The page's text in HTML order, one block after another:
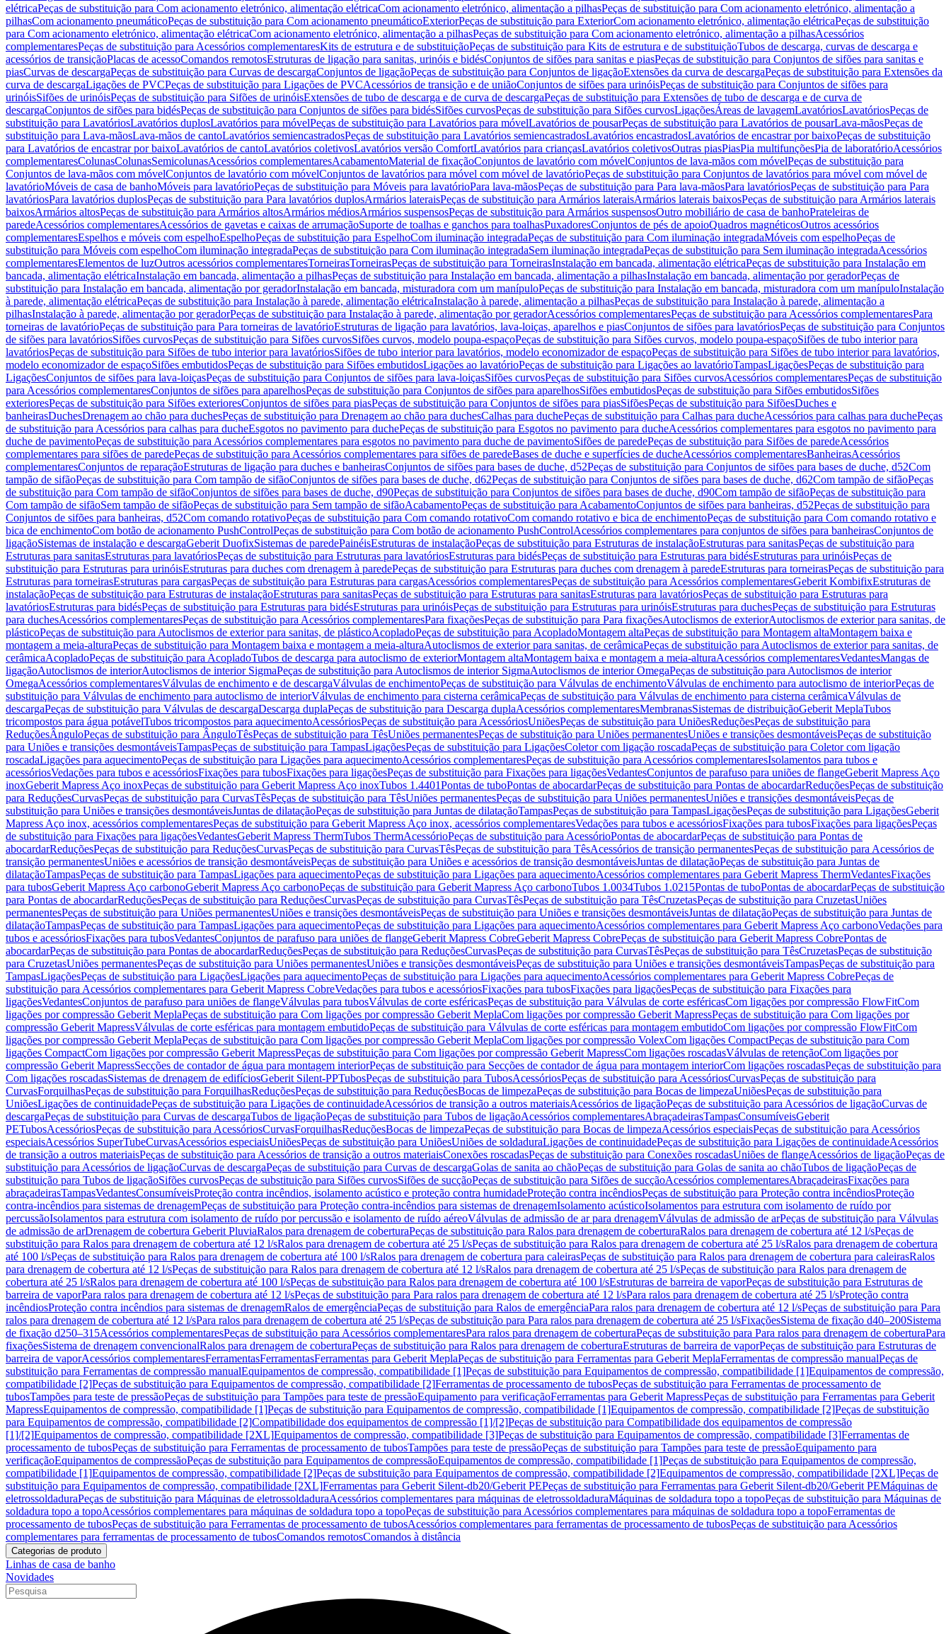
elétricaPeças de substituição para Com acionamento eletrónico, alimentação elétricaCom acionamento eletrónico, alimentação a pilhasPeças de substituição para Com acionamento eletrónico, alimentação a
pilhasCom acionamento pneumáticoPeças de substituição para Com acionamento pneumáticoExteriorPeças de substituição para ExteriorCom acionamento eletrónico, alimentação elétricaPeças de substituição
para Com acionamento eletrónico, alimentação elétricaCom acionamento eletrónico, alimentação a pilhasPeças de substituição para Com acionamento eletrónico, alimentação a pilhasAcessórios
complementaresPeças de substituição para Acessórios complementaresKits de estrutura e de substituiçãoPeças de substituição para Kits de estrutura e de substituiçãoTubos de descarga, curvas de descarga e
acessórios de transiçãoPlacas de acessoComandos remotosEstruturas de ligação para sanitas, urinóis e bidésConjuntos de sifões para sanitas e piasPeças de substituição para Conjuntos de sifões para sanitas e
piasCurvas de descargaPeças de substituição para Curvas de descargaConjuntos de ligaçãoPeças de substituição para Conjuntos de ligaçãoExtensões da curva de descargaPeças de substituição para Extensões da
curva de descargaLigações de PVCPeças de substituição para Ligações de PVCAcessórios de transição e de uniãoConjuntos de sifões para urinóisPeças de substituição para Conjuntos de sifões para
urinóisSifões de urinóisPeças de substituição para Sifões de urinóisExtensões de tubo de descarga e de curva de descargaPeças de substituição para Extensões de tubo de descarga e de curva de
descargaConjuntos de sifões para bidésPeças de substituição para Conjuntos de sifões para bidésSifões curvosPeças de substituição para Sifões curvosLigaçõesÁreas de lavagemLavatóriosLavatóriosPeças de
substituição para LavatóriosLavatórios duplosLavatórios para móvelPeças de substituição para Lavatórios para móvelLavatórios de pousarPeças de substituição para Lavatórios de pousarLava-mãosPeças de
substituição para Lava-mãosLava-mãos de cantoLavatórios semiencastradosPeças de substituição para Lavatórios semiencastradosLavatórios encastradosLavatórios de encastrar por baixoPeças de substituição
para Lavatórios de encastrar por baixoLavatórios de cantoLavatórios coletivosLavatórios versão ComfortLavatórios para criançasLavatórios coletivosOutras piasPiasPia multifunçõesPia de laboratórioAcessórios
complementaresColunasColunasSemicolunasAcessórios complementaresAcabamentoMaterial de fixaçãoConjuntos de lavatório com móvelConjuntos de lava-mãos com móvelPeças de substituição para
Conjuntos de lava-mãos com móvelConjuntos de lavatório com móvelConjuntos de lavatórios para móvel com móvel de lavatórioPeças de substituição para Conjuntos de lavatórios para móvel com móvel de
lavatórioMóveis de casa de banhoMóveis para lavatórioPeças de substituição para Móveis para lavatórioPara lava-mãosPeças de substituição para Para lava-mãosPara lavatóriosPeças de substituição para Para
lavatóriosPara lavatórios duplosPeças de substituição para Para lavatórios duplosArmários lateraisPeças de substituição para Armários lateraisArmários laterais baixosPeças de substituição para Armários laterais
baixosArmários altosPeças de substituição para Armários altosArmários médiosArmários suspensosPeças de substituição para Armários suspensosOutro mobiliário de casa de banhoPrateleiras de
paredeAcessórios complementaresAcessórios de gavetas e caixas de arrumaçãoSuporte de toalhas e ganchos para toalhasPuxadoresConjuntos de pés de apoioQuadros magnéticosOutros acessórios
complementaresEspelhos e móveis com espelhoEspelhoPeças de substituição para EspelhoCom iluminação integradaPeças de substituição para Com iluminação integradaMóveis com espelhoPeças de
substituição para Móveis com espelhoCom iluminação integradaPeças de substituição para Com iluminação integradaSem iluminação integradaPeças de substituição para Sem iluminação integradaAcessórios
complementaresElementos de luzOutros acessórios complementaresTorneirasTorneirasPeças de substituição para TorneirasInstalação em bancada, alimentação elétricaPeças de substituição para Instalação em
bancada, alimentação elétricaInstalação em bancada, alimentação a pilhasPeças de substituição para Instalação em bancada, alimentação a pilhasInstalação em bancada, alimentação por geradorPeças de
substituição para Instalação em bancada, alimentação por geradorInstalação em bancada, misturadora com um manípuloPeças de substituição para Instalação em bancada, misturadora com um manípuloInstalação
à parede, alimentação elétricaPeças de substituição para Instalação à parede, alimentação elétricaInstalação à parede, alimentação a pilhasPeças de substituição para Instalação à parede, alimentação a
pilhasInstalação à parede, alimentação por geradorPeças de substituição para Instalação à parede, alimentação por geradorAcessórios complementaresPeças de substituição para Acessórios complementaresPara
torneiras de lavatórioPeças de substituição para Para torneiras de lavatórioEstruturas de ligação para lavatórios, lava-loiças, aparelhos e piasConjuntos de sifões para lavatóriosPeças de substituição para Conjuntos
de sifões para lavatóriosSifões curvosPeças de substituição para Sifões curvosSifões curvos, modelo poupa-espaçoPeças de substituição para Sifões curvos, modelo poupa-espaçoSifões de tubo interior para
lavatóriosPeças de substituição para Sifões de tubo interior para lavatóriosSifões de tubo interior para lavatórios, modelo economizador de espaçoPeças de substituição para Sifões de tubo interior para lavatórios,
modelo economizador de espaçoSifões embutidosPeças de substituição para Sifões embutidosLigações ao lavatórioPeças de substituição para Ligações ao lavatórioTampasLigaçõesPeças de substituição para
LigaçõesConjuntos de sifões para lava-loiçasPeças de substituição para Conjuntos de sifões para lava-loiçasSifões curvosPeças de substituição para Sifões curvosAcessórios complementaresPeças de substituição
para Acessórios complementaresConjuntos de sifões para aparelhosPeças de substituição para Conjuntos de sifões para aparelhosSifões embutidosPeças de substituição para Sifões embutidosSifões
exterioresPeças de substituição para Sifões exterioresConjuntos de sifões para piasPeças de substituição para Conjuntos de sifões para piasSifõesPeças de substituição para SifõesDuches e
banheirasDuchesDrenagem ao chão para duchesPeças de substituição para Drenagem ao chão para duchesCalhas para duchePeças de substituição para Calhas para ducheAcessórios para calhas para duchePeças
de substituição para Acessórios para calhas para ducheEsgotos no pavimento para duchePeças de substituição para Esgotos no pavimento para ducheAcessórios complementares para esgotos no pavimento para
duche de pavimentoPeças de substituição para Acessórios complementares para esgotos no pavimento para duche de pavimentoSifões de paredePeças de substituição para Sifões de paredeAcessórios
complementares para sifões de paredePeças de substituição para Acessórios complementares para sifões de paredeBases de duche e superfícies de ducheAcessórios complementaresBanheirasAcessórios
complementaresConjuntos de reparaçãoEstruturas de ligação para duches e banheirasConjuntos de sifões para bases de duche, d52Peças de substituição para Conjuntos de sifões para bases de duche, d52Com
tampão de sifãoPeças de substituição para Com tampão de sifãoConjuntos de sifões para bases de duche, d62Peças de substituição para Conjuntos de sifões para bases de duche, d62Com tampão de sifãoPeças
de substituição para Com tampão de sifãoConjuntos de sifões para bases de duche, d90Peças de substituição para Conjuntos de sifões para bases de duche, d90Com tampão de sifãoPeças de substituição para
Com tampão de sifãoSem tampão de sifãoPeças de substituição para Sem tampão de sifãoAcabamentoPeças de substituição para AcabamentoConjuntos de sifões para banheiras, d52Peças de substituição para
Conjuntos de sifões para banheiras, d52Com comando rotativoPeças de substituição para Com comando rotativoCom comando rotativo e bica de enchimentoPeças de substituição para Com comando rotativo e
bica de enchimentoCom botão de acionamento PushControlPeças de substituição para Com botão de acionamento PushControlAcessórios complementares para conjuntos de sifões para banheirasConjuntos de
ligaçãoSistemas de instalação e descargaGeberit DuofixSistemas de paredePainéisEstruturas de instalaçãoPeças de substituição para Estruturas de instalaçãoEstruturas para sanitasPeças de substituição para
Estruturas para sanitasEstruturas para lavatóriosPeças de substituição para Estruturas para lavatóriosEstruturas para bidésPeças de substituição para Estruturas para bidésEstruturas para urinóisPeças de
substituição para Estruturas para urinóisEstruturas para duches com drenagem à paredePeças de substituição para Estruturas para duches com drenagem à paredeEstruturas para torneirasPeças de substituição para
Estruturas para torneirasEstruturas para cargasPeças de substituição para Estruturas para cargasAcessórios complementaresPeças de substituição para Acessórios complementaresGeberit KombifixEstruturas de
instalaçãoPeças de substituição para Estruturas de instalaçãoEstruturas para sanitasPeças de substituição para Estruturas para sanitasEstruturas para lavatóriosPeças de substituição para Estruturas para
lavatóriosEstruturas para bidésPeças de substituição para Estruturas para bidésEstruturas para urinóisPeças de substituição para Estruturas para urinóisEstruturas para duchesPeças de substituição para Estruturas
para duchesAcessórios complementaresPeças de substituição para Acessórios complementaresPara fixaçõesPeças de substituição para Para fixaçõesAutoclismos de exteriorAutoclismos de exterior para sanitas, de
plásticoPeças de substituição para Autoclismos de exterior para sanitas, de plásticoAcopladoPeças de substituição para AcopladoMontagem altaPeças de substituição para Montagem altaMontagem baixa e
montagem a meia-alturaPeças de substituição para Montagem baixa e montagem a meia-alturaAutoclismos de exterior para sanitas, de cerâmicaPeças de substituição para Autoclismos de exterior para sanitas, de
cerâmicaAcopladoPeças de substituição para AcopladoTubos de descarga para autoclismo de exteriorMontagem altaMontagem baixa e montagem a meia-alturaAcessórios complementaresVedantesMangas de
ligaçãoAutoclismos de interiorAutoclismos de interior SigmaPeças de substituição para Autoclismos de interior SigmaAutoclismos de interior OmegaPeças de substituição para Autoclismos de interior
OmegaAcessórios complementaresVálvulas de enchimento e de descargaVálvulas de enchimentoPeças de substituição para Válvulas de enchimentoVálvulas de enchimento para autoclismo de interiorPeças de
substituição para Válvulas de enchimento para autoclismo de interiorVálvulas de enchimento para cisterna cerâmicaPeças de substituição para Válvulas de enchimento para cisterna cerâmicaVálvulas de
descargaPeças de substituição para Válvulas de descargaDescarga duplaPeças de substituição para Descarga duplaAcessórios complementaresMembranasSistemas de distribuiçãoGeberit MeplaTubos
tricompostos para água potávelTubos tricompostos para aquecimentoAcessóriosPeças de substituição para AcessóriosUniõesPeças de substituição para UniõesReduçõesPeças de substituição para
ReduçõesÂnguloPeças de substituição para ÂnguloTêsPeças de substituição para TêsUniões permanentesPeças de substituição para Uniões permanentesUniões e transições desmontáveisPeças de substituição
para Uniões e transições desmontáveisTampasPeças de substituição para TampasLigaçõesPeças de substituição para LigaçõesColetor com ligação roscadaPeças de substituição para Coletor com ligação
roscadaLigações para aquecimentoPeças de substituição para Ligações para aquecimentoAcessórios complementaresPeças de substituição para Acessórios complementaresIsolamentos para tubos e
acessóriosVedações para tubos e acessóriosFixações para tubosFixações para ligaçõesPeças de substituição para Fixações para ligaçõesVedantesConjuntos de parafuso para uniões de flangeGeberit Mapress Aço
inoxGeberit Mapress Aço inoxPeças de substituição para Geberit Mapress Aço inoxTubos 1.4401Pontas de tuboPontas de abocardarPeças de substituição para Pontas de abocardarReduçõesPeças de substituição
para ReduçõesCurvasPeças de substituição para CurvasTêsPeças de substituição para TêsUniões permanentesPeças de substituição para Uniões permanentesUniões e transições desmontáveisPeças de
substituição para Uniões e transições desmontáveisJuntas de dilataçãoPeças de substituição para Juntas de dilataçãoTampasPeças de substituição para TampasLigaçõesPeças de substituição para LigaçõesGeberit
Mapress Aço inox, acessórios complementaresPeças de substituição para Geberit Mapress Aço inox, acessórios complementaresVedações para tubos e acessóriosFixações para tubosFixações para ligaçõesPeças
de substituição para Fixações para ligaçõesVedantesGeberit Mapress ThermTubos ThermAcessórioPeças de substituição para AcessórioPontas de abocardarPeças de substituição para Pontas de
abocardarReduçõesPeças de substituição para ReduçõesCurvasPeças de substituição para CurvasTêsPeças de substituição para TêsAcessórios de transição permanentesPeças de substituição para Acessórios de
transição permanentesUniões e acessórios de transição desmontáveisPeças de substituição para Uniões e acessórios de transição desmontáveisJuntas de dilataçãoPeças de substituição para Juntas de
dilataçãoTampasPeças de substituição para TampasLigações para aquecimentoPeças de substituição para Ligações para aquecimentoAcessórios complementares para Geberit Mapress ThermVedantesFixações
para tubosGeberit Mapress Aço carbonoGeberit Mapress Aço carbonoPeças de substituição para Geberit Mapress Aço carbonoTubos 1.0034Tubos 1.0215Pontas de tuboPontas de abocardarPeças de substituição
para Pontas de abocardarReduçõesPeças de substituição para ReduçõesCurvasPeças de substituição para CurvasTêsPeças de substituição para TêsCruzetasPeças de substituição para CruzetasUniões
permanentesPeças de substituição para Uniões permanentesUniões e transições desmontáveisPeças de substituição para Uniões e transições desmontáveisJuntas de dilataçãoPeças de substituição para Juntas de
dilataçãoTampasPeças de substituição para TampasLigações para aquecimentoPeças de substituição para Ligações para aquecimentoAcessórios complementares para Geberit Mapress Aço carbonoVedações para
tubos e acessóriosFixações para tubosVedantesConjuntos de parafuso para uniões de flangeGeberit Mapress CobreGeberit Mapress CobrePeças de substituição para Geberit Mapress CobrePontas de
abocardarPeças de substituição para Pontas de abocardarReduçõesPeças de substituição para ReduçõesCurvasPeças de substituição para CurvasTêsPeças de substituição para TêsCruzetasPeças de substituição
para CruzetasUniões permanentesPeças de substituição para Uniões permanentesUniões e transições desmontáveisPeças de substituição para Uniões e transições desmontáveisTampasPeças de substituição para
TampasLigaçõesPeças de substituição para LigaçõesLigações para aquecimentoPeças de substituição para Ligações para aquecimentoAcessórios complementares para Geberit Mapress CobrePeças de
substituição para Acessórios complementares para Geberit Mapress CobreVedações para tubos e acessóriosFixações para tubosFixações para ligaçõesPeças de substituição para Fixações para
ligaçõesVedantesConjuntos de parafuso para uniões de flangeVálvulas para tubosVálvulas de corte esféricasPeças de substituição para Válvulas de corte esféricasCom ligações por compressão FlowFitCom
ligações por compressão Geberit MeplaPeças de substituição para Com ligações por compressão Geberit MeplaCom ligações por compressão Geberit MapressPeças de substituição para Com ligações por
compressão Geberit MapressVálvulas de corte esféricas para montagem embutidoPeças de substituição para Válvulas de corte esféricas para montagem embutidoCom ligações por compressão FlowFitCom
ligações por compressão Geberit MeplaPeças de substituição para Com ligações por compressão Geberit MeplaCom ligações por compressão VolexCom ligações CompactPeças de substituição para Com
ligações CompactCom ligações por compressão Geberit MapressPeças de substituição para Com ligações por compressão Geberit MapressCom ligações roscadasVálvulas de retençãoCom ligações por
compressão Geberit MapressSecções de contador de água para montagem interiorPeças de substituição para Secções de contador de água para montagem interiorCom ligações roscadasPeças de substituição para
Com ligações roscadasSistemas de drenagem de edifíciosGeberit Silent-PPTubosPeças de substituição para TubosAcessóriosPeças de substituição para AcessóriosCurvasPeças de substituição para
CurvasForquilhasPeças de substituição para ForquilhasReduçõesPeças de substituição para ReduçõesBocas de limpezaPeças de substituição para Bocas de limpezaUniõesPeças de substituição para
UniõesLigações de continuidadePeças de substituição para Ligações de continuidadeAcessórios de transição a outros materiaisAcessórios de ligaçãoPeças de substituição para Acessórios de ligaçãoCurvas de
descargaPeças de substituição para Curvas de descargaTubos de ligaçãoPeças de substituição para Tubos de ligaçãoAcessórios complementaresAbraçadeirasTampasConsumíveisGeberit
PETubosAcessóriosPeças de substituição para AcessóriosCurvasForquilhasReduçõesBocas de limpezaPeças de substituição para Bocas de limpezaAcessórios especiaisPeças de substituição para Acessórios
especiaisAcessórios SuperTubeCurvasAcessórios especiaisUniõesPeças de substituição para UniõesUniões de soldaduraLigações de continuidadePeças de substituição para Ligações de continuidadeAcessórios
de transição a outros materiaisPeças de substituição para Acessórios de transição a outros materiaisConexões roscadasPeças de substituição para Conexões roscadasUniões de flangeAcessórios de ligaçãoPeças de
substituição para Acessórios de ligaçãoCurvas de descargaPeças de substituição para Curvas de descargaGolas de sanita ao chãoPeças de substituição para Golas de sanita ao chãoTubos de ligaçãoPeças de
substituição para Tubos de ligaçãoSifões curvosPeças de substituição para Sifões curvosSifões de sucçãoPeças de substituição para Sifões de sucçãoAcessórios complementaresAbraçadeirasFixações para
abraçadeirasTampasVedantesConsumíveisProteção contra incêndios, isolamento acústico e proteção contra humidadeProteção contra incêndiosPeças de substituição para Proteção contra incêndiosProteção
contra-incêndios para sistemas de drenagemPeças de substituição para Proteção contra-incêndios para sistemas de drenagemIsolamento acústicoIsolamentos para estrutura com isolamento de ruído por
percussãoIsolamentos para estrutura com isolamento de ruído por percussão e isolamento de ruído aéreoVálvulas de admissão de ar para drenagemVálvulas de admissão de arPeças de substituição para Válvulas
de admissão de arDrenagem de cobertura Geberit PluviaRalos para drenagem de coberturaPeças de substituição para Ralos para drenagem de coberturaRalos para drenagem de cobertura até 12 l/sPeças de
substituição para Ralos para drenagem de cobertura até 12 l/sRalos para drenagem de cobertura até 25 l/sPeças de substituição para Ralos para drenagem de cobertura até 25 l/sRalos para drenagem de cobertura
até 100 l/sPeças de substituição para Ralos para drenagem de cobertura até 100 l/sRalos para drenagem de cobertura para caleirasPeças de substituição para Ralos para drenagem de cobertura para caleirasRalos
para drenagem de cobertura até 12 l/sPeças de substituição para Ralos para drenagem de cobertura até 12 l/sRalos para drenagem de cobertura até 25 l/sPeças de substituição para Ralos para drenagem de
cobertura até 25 l/sRalos para drenagem de cobertura até 100 l/sPeças de substituição para Ralos para drenagem de cobertura até 100 l/sEstruturas de barreira de vaporPeças de substituição para Estruturas de
barreira de vaporPara ralos para drenagem de cobertura até 12 l/sPeças de substituição para Para ralos para drenagem de cobertura até 12 l/sPara ralos para drenagem de cobertura até 25 l/sProteção contra
incêndiosProteção contra incêndios para sistemas de drenagemRalos de emergênciaPeças de substituição para Ralos de emergênciaPara ralos para drenagem de cobertura até 12 l/sPeças de substituição para Para
ralos para drenagem de cobertura até 12 l/sPara ralos para drenagem de cobertura até 25 l/sPeças de substituição para Para ralos para drenagem de cobertura até 25 l/sFixaçõesSistema de fixação d40–200Sistema
de fixação d250–315Acessórios complementaresPeças de substituição para Acessórios complementaresPara ralos para drenagem de coberturaPeças de substituição para Para ralos para drenagem de coberturaPara
fixaçõesSistema de drenagem convencionalRalos para drenagem de coberturaPeças de substituição para Ralos para drenagem de coberturaEstruturas de barreira de vaporPeças de substituição para Estruturas de
barreira de vaporAcessórios complementaresFerramentasFerramentasFerramentas para Geberit MeplaPeças de substituição para Ferramentas para Geberit MeplaFerramentas de compressão manualPeças de
substituição para Ferramentas de compressão manualEquipamentos de compressão, compatibilidade [1]Peças de substituição para Equipamentos de compressão, compatibilidade [1]Equipamentos de compressão,
compatibilidade [2]Peças de substituição para Equipamentos de compressão, compatibilidade [2]Ferramentas de processamento de tubosPeças de substituição para Ferramentas de processamento de
tubosTampões para teste de pressãoPeças de substituição para Tampões para teste de pressãoEquipamento para verificaçãoFerramentas para Geberit MapressPeças de substituição para Ferramentas para Geberit
MapressEquipamentos de compressão, compatibilidade [1]Peças de substituição para Equipamentos de compressão, compatibilidade [1]Equipamentos de compressão, compatibilidade [2]Peças de substituição
para Equipamentos de compressão, compatibilidade [2]Compatibilidade dos equipamentos de compressão [1]/[2]Peças de substituição para Compatibilidade dos equipamentos de compressão
[1]/[2]Equipamentos de compressão, compatibilidade [2XL]Equipamentos de compressão, compatibilidade [3]Peças de substituição para Equipamentos de compressão, compatibilidade [3]Ferramentas de
processamento de tubosPeças de substituição para Ferramentas de processamento de tubosTampões para teste de pressãoPeças de substituição para Tampões para teste de pressãoEquipamento para
verificaçãoEquipamentos de compressãoPeças de substituição para Equipamentos de compressãoEquipamentos de compressão, compatibilidade [1]Peças de substituição para Equipamentos de compressão,
compatibilidade [1]Equipamentos de compressão, compatibilidade [2]Peças de substituição para Equipamentos de compressão, compatibilidade [2]Equipamentos de compressão, compatibilidade [2XL]Peças de
substituição para Equipamentos de compressão, compatibilidade [2XL]Ferramentas para Geberit Silent-db20/Geberit PEPeças de substituição para Ferramentas para Geberit Silent-db20/Geberit PEMáquinas de
eletrossoldaduraPeças de substituição para Máquinas de eletrossoldaduraAcessórios complementares para máquinas de eletrossoldaduraMáquinas de soldadura topo a topoPeças de substituição para Máquinas de
soldadura topo a topoAcessórios complementares para máquinas de soldadura topo a topoPeças de substituição para Acessórios complementares para máquinas de soldadura topo a topoFerramentas de
processamento de tubosPeças de substituição para Ferramentas de processamento de tubosAcessórios complementares para ferramentas de processamento de tubosPeças de substituição para Acessórios
complementares para ferramentas de processamento de tubosComandos remotosComandos à distância
Categorias de produto
Linhas de casa de banho
Novidades